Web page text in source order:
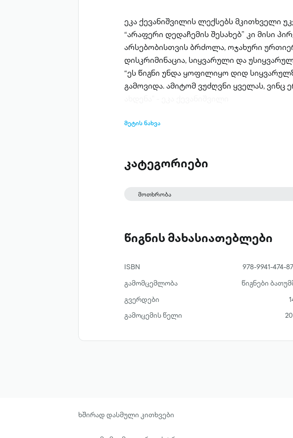
ეკა ქევანიშვილის ლექსებს მკითხველი
“არაფერი დედაჩემის შესახებ” კი მისი
არსებობისთვის ბრძოლა, ოჯახური
დისკრიმინაცია, სიყვარული და
“ეს წიგნი უნდა ყოფილიყო დიდ
გამოვიდა. ამიტომ ვუძღვნი ყველას,
მეტის ნახვა
კატეგორიები
მოთხრობა
წიგნის მახასიათებლები
ISBN
978-9941-474-
გამომცემლობა
წიგნები
გვერდები
გამოცემის წელი
ხშირად დასმული კითხვები